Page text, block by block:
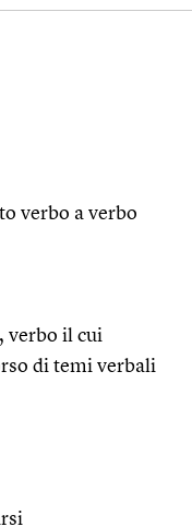
verbo a verbo
verbo il cui
di temi verbali